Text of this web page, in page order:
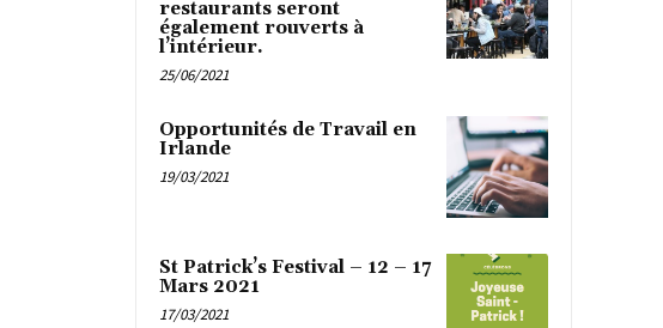
restaurants seront
également rouverts à
l’intérieur.
25/06/2021
Opportunités de Travail en
Irlande
19/03/2021
St Patrick’s Festival – 12 – 17
Mars 2021
17/03/2021